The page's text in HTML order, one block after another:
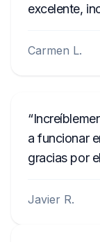
excelente,
Carmen L.
a funcionar
gracias por
Javier R.